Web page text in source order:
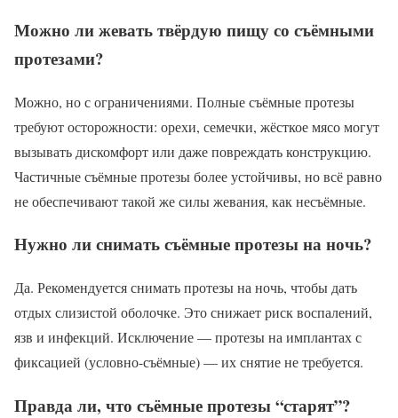
Можно ли жевать твёрдую пищу со съёмными
протезами?
Можно, но с ограничениями. Полные съёмные протезы
требуют осторожности: орехи, семечки, жёсткое мясо могут
вызывать дискомфорт или даже повреждать конструкцию.
Частичные съёмные протезы более устойчивы, но всё равно
не обеспечивают такой же силы жевания, как несъёмные.
Нужно ли снимать съёмные протезы на ночь?
Да. Рекомендуется снимать протезы на ночь, чтобы дать
отдых слизистой оболочке. Это снижает риск воспалений,
язв и инфекций. Исключение — протезы на имплантах с
фиксацией (условно-съёмные) — их снятие не требуется.
Правда ли, что съёмные протезы “старят”?